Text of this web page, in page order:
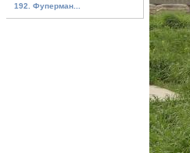
192. Фуперман...